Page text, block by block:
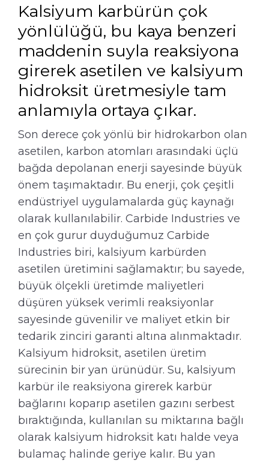
Kalsiyum karbürün çok
yönlülüğü, bu kaya benzeri
maddenin suyla reaksiyona
girerek asetilen ve kalsiyum
hidroksit üretmesiyle tam
anlamıyla ortaya çıkar.
Son derece çok yönlü bir hidrokarbon olan
asetilen, karbon atomları arasındaki üçlü
bağda depolanan enerji sayesinde büyük
önem taşımaktadır. Bu enerji, çok çeşitli
endüstriyel uygulamalarda güç kaynağı
olarak kullanılabilir. Carbide Industries ve
en çok gurur duyduğumuz Carbide
Industries biri, kalsiyum karbürden
asetilen üretimini sağlamaktır; bu sayede,
büyük ölçekli üretimde maliyetleri
düşüren yüksek verimli reaksiyonlar
sayesinde güvenilir ve maliyet etkin bir
tedarik zinciri garanti altına alınmaktadır.
Kalsiyum hidroksit, asetilen üretim
sürecinin bir yan ürünüdür. Su, kalsiyum
karbür ile reaksiyona girerek karbür
bağlarını koparıp asetilen gazını serbest
bıraktığında, kullanılan su miktarına bağlı
olarak kalsiyum hidroksit katı halde veya
bulamaç halinde geriye kalır. Bu yan